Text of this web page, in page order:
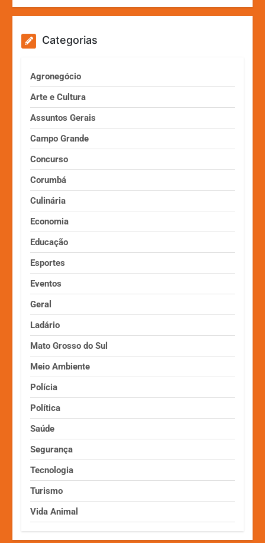
Categorias
Agronegócio
Arte e Cultura
Assuntos Gerais
Campo Grande
Concurso
Corumbá
Culinária
Economia
Educação
Esportes
Eventos
Geral
Ladário
Mato Grosso do Sul
Meio Ambiente
Polícia
Política
Saúde
Segurança
Tecnologia
Turismo
Vida Animal